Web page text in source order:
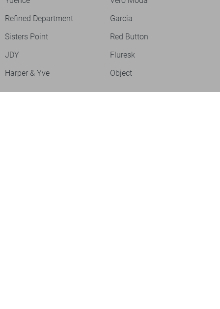
Refined Department
Garcia
Sisters Point
Red Button
JDY
Fluresk
Harper & Yve
Object